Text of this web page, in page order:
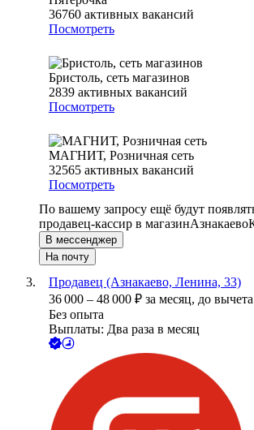
36760 активных вакансий
Посмотреть
Бристоль, сеть магазинов
2839 активных вакансий
Посмотреть
МАГНИТ, Розничная сеть
32565 активных вакансий
Посмотреть
По вашему запросу ещё будут
продавец-кассир в магазинАзнакаево
В мессенджер
На почту
Продавец (Азнакаево, Ленина, 33)
36 000 – 48 000 ₽ за месяц, до
Без опыта
Выплаты: Два раза в месяц